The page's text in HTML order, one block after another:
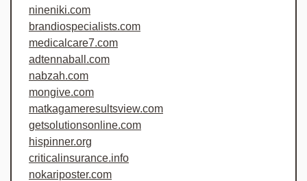
nineniki.com
brandiospecialists.com
medicalcare7.com
adtennaball.com
nabzah.com
mongive.com
matkagameresultsview.com
getsolutionsonline.com
hispinner.org
criticalinsurance.info
nokariposter.com